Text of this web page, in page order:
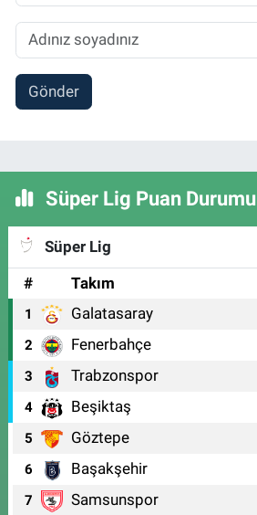
Gönder
Süper Lig Puan Durumu
Süper Lig
#
Takım
1 Galatasaray
2 Fenerbahçe
3 Trabzonspor
4 Beşiktaş
5 Göztepe
6 Başakşehir
7 Samsunspor